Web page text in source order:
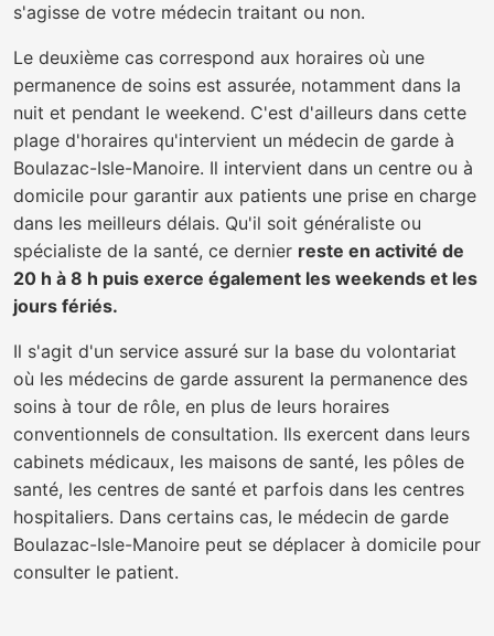
s'agisse de votre médecin traitant ou non.
Le deuxième cas correspond aux horaires où une
permanence de soins est assurée, notamment dans la
nuit et pendant le weekend. C'est d'ailleurs dans cette
plage d'horaires qu'intervient un médecin de garde à
Boulazac-Isle-Manoire. Il intervient dans un centre ou à
domicile pour garantir aux patients une prise en charge
dans les meilleurs délais. Qu'il soit généraliste ou
spécialiste de la santé, ce dernier reste en activité de
20 h à 8 h puis exerce également les weekends et les
jours fériés.
Il s'agit d'un service assuré sur la base du volontariat
où les médecins de garde assurent la permanence des
soins à tour de rôle, en plus de leurs horaires
conventionnels de consultation. Ils exercent dans leurs
cabinets médicaux, les maisons de santé, les pôles de
santé, les centres de santé et parfois dans les centres
hospitaliers. Dans certains cas, le médecin de garde
Boulazac-Isle-Manoire peut se déplacer à domicile pour
consulter le patient.